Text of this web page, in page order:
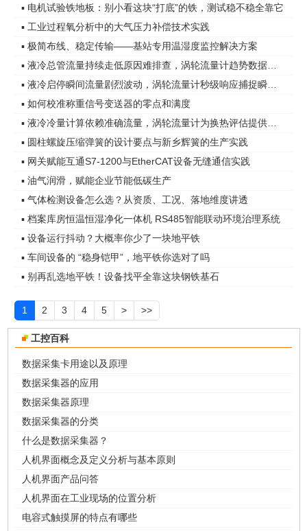
▪ 电机试验铁地板：别小看这块“打底”的铁，测试稳不稳全靠它
▪ 工业过程氧分析中的大气压力补偿技术实践
▪ 极简布线、稳定传输——基站专用温湿度监控解决方案
▪ 如何校准称重信号变送器的零点和满度
▪ 圆柱螺旋压缩弹簧的设计要点与新乡辉簧的生产实践
▪ 网关赋能互通S7-1200与EtherCAT设备无缝通信实践
▪ 油气润滑，赋能企业节能低碳生产
▪ 气体检测设备怎么选？从资质、工况、落地维度讲透
▪ 档案库房恒温恒湿净化一体机 RS485智能联动环境治理系统
▪ 设备运行抖动？大概率你少了一块地平铁
▪ 车间设备的 “稳身铠甲”，地平铁你选对了吗
▪ 别再乱选地平铁！设备找平全靠这块钢铁基石
1 2 3 4 5 > >>
工控百科
数据采集卡用途以及原理
数据采集器的应用
数据采集器原理
数据采集器的分类
什么是数据采集器？
人机界面概念及定义分析与基本原则
人机界面产品问答
人机界面在工业现场的位置分析
电容式触摸屏的特点有哪些